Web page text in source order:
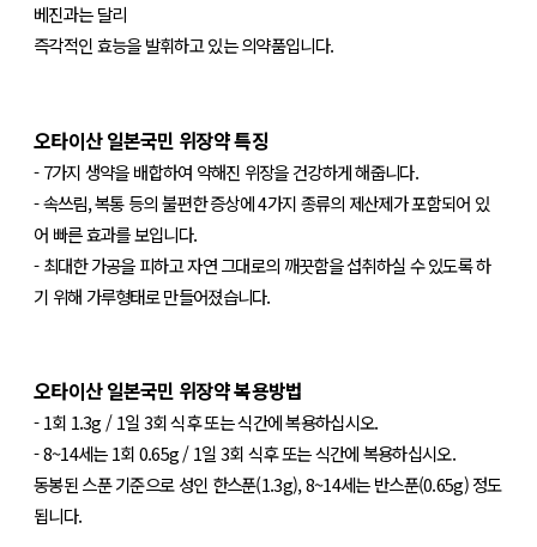
베진과는 달리
즉각적인 효능을 발휘하고 있는 의약품입니다.
오타이산 일본국민 위장약 특징
- 7가지 생약을 배합하여 약해진 위장을 건강하게 해줍니다.
- 속쓰림, 복통 등의 불편한 증상에 4가지 종류의 제산제가 포함되어 있
어 빠른 효과를 보입니다.
- 최대한 가공을 피하고 자연 그대로의 깨끗함을 섭취하실 수 있도록 하
기 위해 가루형태로 만들어졌습니다.
오타이산 일본국민 위장약 복용방법
- 1회 1.3g / 1일 3회 식후 또는 식간에 복용하십시오.
- 8~14세는 1회 0.65g / 1일 3회 식후 또는 식간에 복용하십시오.
동봉된 스푼 기준으로 성인 한스푼(1.3g), 8~14세는 반스푼(0.65g) 정도
됩니다.